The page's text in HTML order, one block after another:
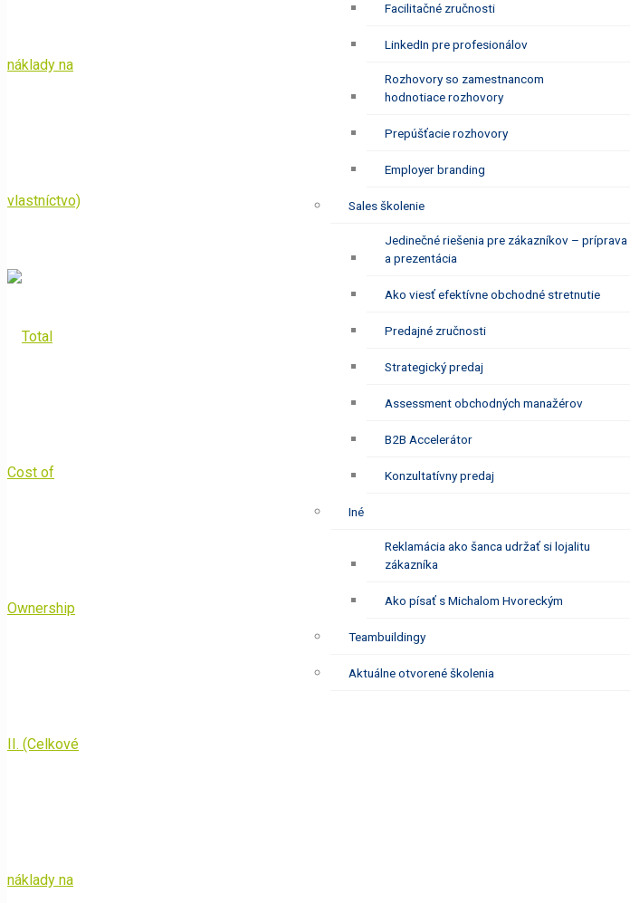
Facilitačné zručnosti
LinkedIn pre profesionálov
Rozhovory so zamestnancom
hodnotiace rozhovory
Prepúšťacie rozhovory
Employer branding
Sales školenie
Jedinečné riešenia pre zákazníkov – príprava
a prezentácia
Ako viesť efektívne obchodné stretnutie
Predajné zručnosti
Strategický predaj
Assessment obchodných manažérov
B2B Accelerátor
Konzultatívny predaj
Iné
Reklamácia ako šanca udržať si lojalitu
zákazníka
Ako písať s Michalom Hvoreckým
Teambuildingy
Aktuálne otvorené školenia